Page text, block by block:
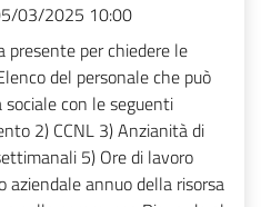
03/2025 10:00
presente per chiedere le
del personale che può
con le seguenti
2) CCNL 3) Anzianità di
5) Ore di lavoro
aziendale annuo della risorsa